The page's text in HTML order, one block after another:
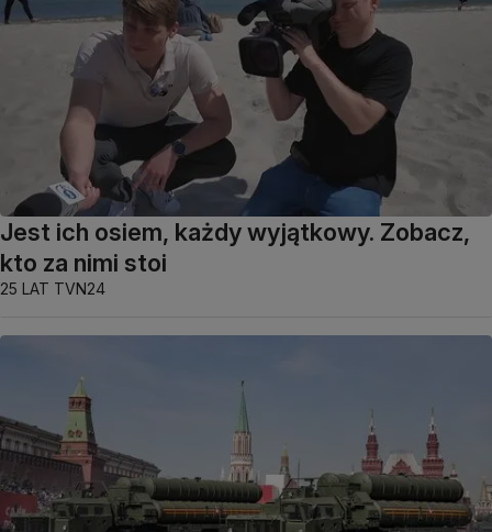
Jest ich osiem, każdy wyjątkowy. Zobacz,
kto za nimi stoi
25 LAT TVN24